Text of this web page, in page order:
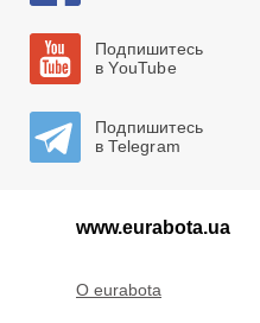
Подпишитесь
в YouTube
Подпишитесь
в Telegram
www.eurabota.ua
O eurabota